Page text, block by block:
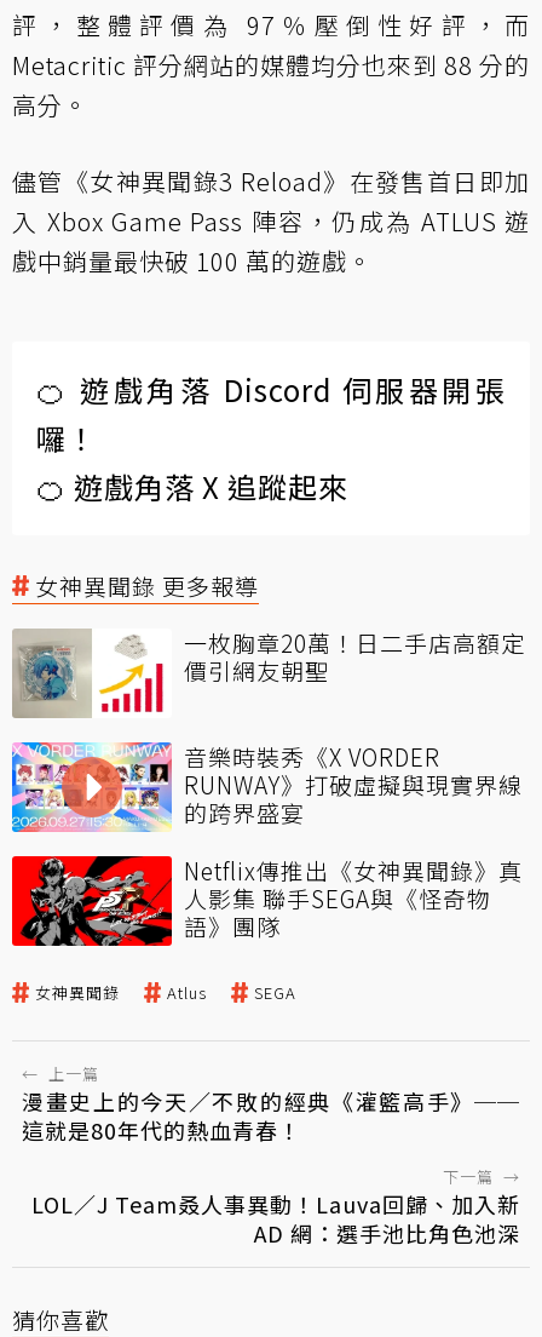
評，整體評價為 97％壓倒性好評，而
Metacritic 評分網站的媒體均分也來到 88 分的
高分。
儘管《女神異聞錄3 Reload》在發售首日即加
入 Xbox Game Pass 陣容，仍成為 ATLUS 遊
戲中銷量最快破 100 萬的遊戲。
🍊 遊戲角落 Discord 伺服器開張
囉！
🍊 遊戲角落 X 追蹤起來
女神異聞錄 更多報導
一枚胸章20萬！日二手店高額定
價引網友朝聖
音樂時裝秀《X VORDER
RUNWAY》打破虛擬與現實界線
的跨界盛宴
Netflix傳推出《女神異聞錄》真
人影集 聯手SEGA與《怪奇物
語》團隊
女神異聞錄 Atlus SEGA
← 上一篇
漫畫史上的今天／不敗的經典《灌籃高手》──
這就是80年代的熱血青春！
下一篇 →
LOL／J Team叒人事異動！Lauva回歸、加入新
AD 網：選手池比角色池深
猜你喜歡